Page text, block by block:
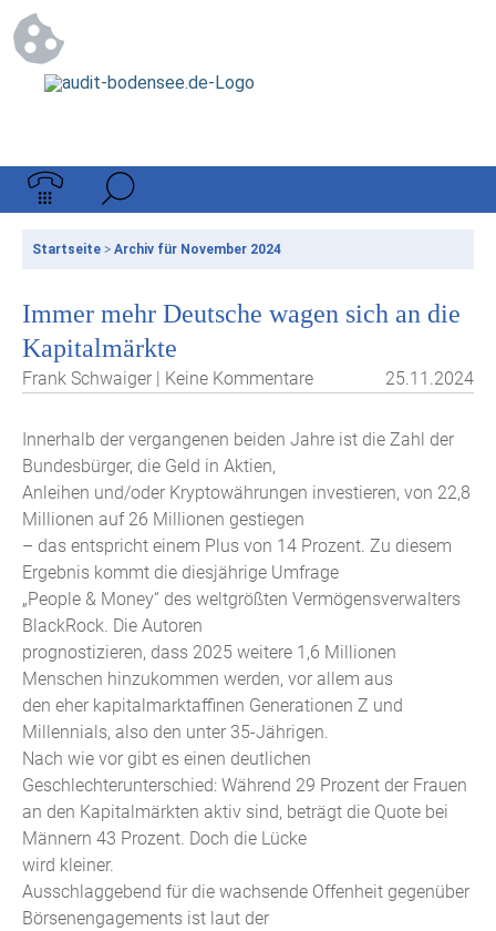
Startseite > Archiv für November 2024
Immer mehr Deutsche wagen sich an die
Kapitalmärkte
Frank Schwaiger | Keine Kommentare 25.11.2024
Innerhalb der vergangenen beiden Jahre ist die Zahl der
Bundesbürger, die Geld in Aktien,
Anleihen und/oder Kryptowährungen investieren, von 22,8
Millionen auf 26 Millionen gestiegen
– das entspricht einem Plus von 14 Prozent. Zu diesem
Ergebnis kommt die diesjährige Umfrage
„People & Money“ des weltgrößten Vermögensverwalters
BlackRock. Die Autoren
prognostizieren, dass 2025 weitere 1,6 Millionen
Menschen hinzukommen werden, vor allem aus
den eher kapitalmarktaffinen Generationen Z und
Millennials, also den unter 35-Jährigen.
Nach wie vor gibt es einen deutlichen
Geschlechterunterschied: Während 29 Prozent der Frauen
an den Kapitalmärkten aktiv sind, beträgt die Quote bei
Männern 43 Prozent. Doch die Lücke
wird kleiner.
Ausschlaggebend für die wachsende Offenheit gegenüber
Börsenengagements ist laut der